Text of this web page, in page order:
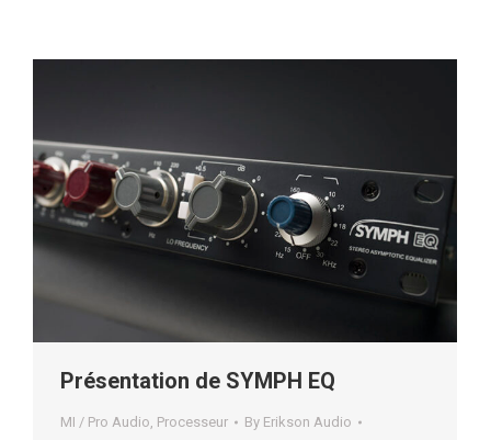
Présentation de SYMPH EQ
MI / Pro Audio, Processeur By Erikson Audio